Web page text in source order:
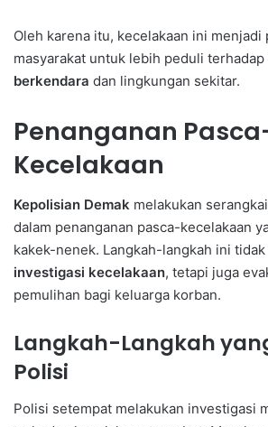
Oleh karena itu, kecelakaan ini menjadi
masyarakat untuk lebih peduli terhadap
berkendara dan lingkungan sekitar.
Penanganan
Kecelakaan
Kepolisian Demak melakukan
dalam penanganan pasca-kecelakaan
kakek-nenek. Langkah-langkah ini
investigasi kecelakaan, tetapi juga
pemulihan bagi keluarga korban.
Langkah-Langkah
Polisi
Polisi setempat melakukan investigasi